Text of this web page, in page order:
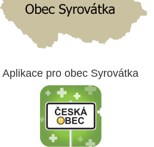
Aplikace pro obec Syrovátka